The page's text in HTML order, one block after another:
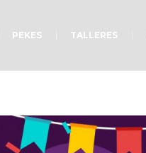
PEKES TALLERES